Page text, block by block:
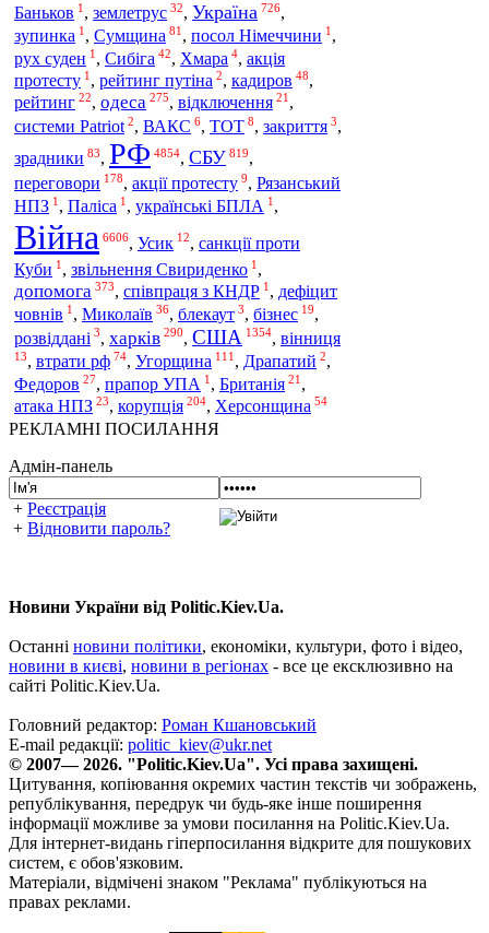
Баньков 1 , землетрус 32, Україна 726,
зупинка 1 , Сумщина 81 , посол Німеччини 1 ,
рух суден 1 , Сибіга 42, Хмара 4, акція
протесту 1 , рейтинг путіна 2, кадиров 48,
рейтинг 22, одеса 275, відключення 21 ,
системи Patriot 2, ВАКС 6, ТОТ 8, закриття 3,
зрадники 83, РФ 4854, СБУ 819,
переговори 178, акції протесту 9, Рязанський
НПЗ 1 , Паліса 1 , українські БПЛА 1 ,
Війна 6606, Усик 12, санкції проти
Куби 1 , звільнення Свириденко 1 ,
допомога 373, співпраця з КНДР 1 , дефіцит
човнів 1 , Миколаїв 36, блекаут 3, бізнес 19,
розвіддані 3, харків 290, США 1354, вінниця
13, втрати рф 74, Угорщина 111 , Драпатий 2,
Федоров 27, прапор УПА 1 , Британія 21 ,
атака НПЗ 23, корупція 204, Херсонщина 54
РЕКЛАМНІ ПОСИЛАННЯ
Адмін-панель
+ Реєстрація
+ Відновити пароль?
Новини України від Politic.Kiev.Ua.
Останні новини політики, економіки, культури, фото і відео,
новини в києві, новини в регіонах - все це ексклюзивно на
сайті Politic.Kiev.Ua.
Головний редактор: Роман Кшановський
E-mail редакції: politic_kiev@ukr.net
© 2007— 2026. "Politic.Kiev.Ua". Усі права захищені.
Цитування, копіювання окремих частин текстів чи зображень,
републікування, передрук чи будь-яке інше поширення
інформації можливе за умови посилання на Politic.Kiev.Ua.
Для інтернет-видань гіперпосилання відкрите для пошукових
систем, є обов'язковим.
Матеріали, відмічені знаком "Реклама" публікуються на
правах реклами.